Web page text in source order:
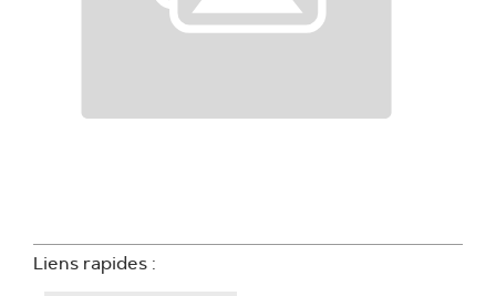
Liens rapides :